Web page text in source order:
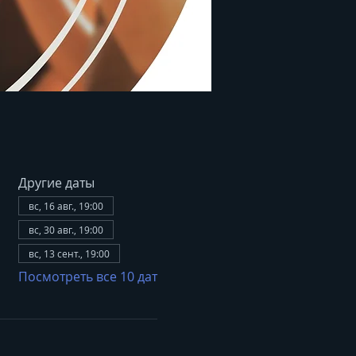
Другие даты
вс, 16 авг., 19:00
вс, 30 авг., 19:00
вс, 13 сент., 19:00
Посмотреть все 10 дат